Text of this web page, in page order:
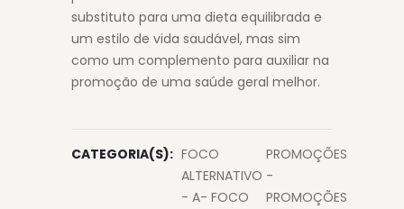
substituto para uma dieta equilibrada e
um estilo de vida saudável, mas sim
como um complemento para auxiliar na
promoção de uma saúde geral melhor.
CATEGORIA(S): FOCO
ALTERNATIVO
- A- FOCO
PROMOÇÕES
-
PROMOÇÕES